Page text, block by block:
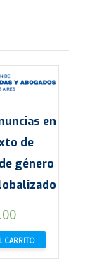
en
de
género
CARRITO